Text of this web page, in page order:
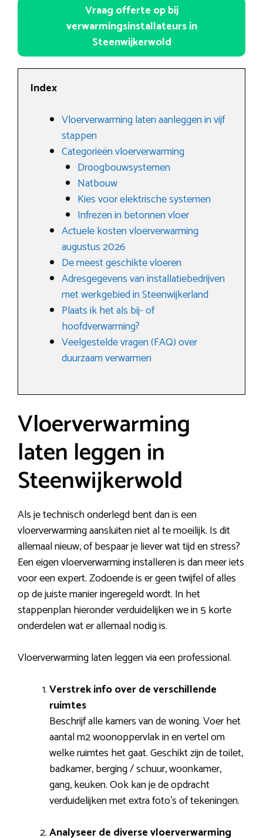
Vraag offerte op bij
verwarmingsinstallateurs in
Steenwijkerwold
Index
Vloerverwarming laten aanleggen in vijf
stappen
Categorieën vloerverwarming
Droogbouwsystemen
Natbouw
Kies voor elektrische systemen
Infrezen in betonnen vloer
Actuele kosten vloerverwarming
augustus 2026
De meest geschikte vloeren
Adresgegevens van installatiebedrijven
met werkgebied in Steenwijkerland
Plaats ik het als bij- of
hoofdverwarming?
Veelgestelde vragen (FAQ) over
duurzaam verwarmen
Vloerverwarming
laten leggen in
Steenwijkerwold
Als je technisch onderlegd bent dan is een
vloerverwarming aansluiten niet al te moeilijk. Is dit
allemaal nieuw, of bespaar je liever wat tijd en stress?
Een eigen vloerverwarming installeren is dan meer iets
voor een expert. Zodoende is er geen twijfel of alles
op de juiste manier ingeregeld wordt. In het
stappenplan hieronder verduidelijken we in 5 korte
onderdelen wat er allemaal nodig is.
Vloerverwarming laten leggen via een professional.
Verstrek info over de verschillende
ruimtes
Beschrijf alle kamers van de woning. Voer het
aantal m2 woonoppervlak in en vertel om
welke ruimtes het gaat. Geschikt zijn de toilet,
badkamer, berging / schuur, woonkamer,
gang, keuken. Ook kan je de opdracht
verduidelijken met extra foto’s of tekeningen.
Analyseer de diverse vloerverwarming